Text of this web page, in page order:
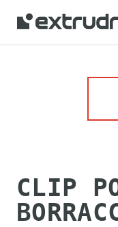
Scegli un altro paese
e acquistare online.
CLIP